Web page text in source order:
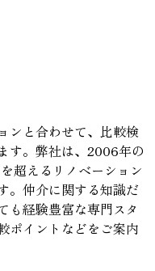
ンと合わせて、比較検
す。弊社は、2006年の
超えるリノベーション
。仲介に関する知識だ
も経験豊富な専門スタ
ポイントなどをご案内